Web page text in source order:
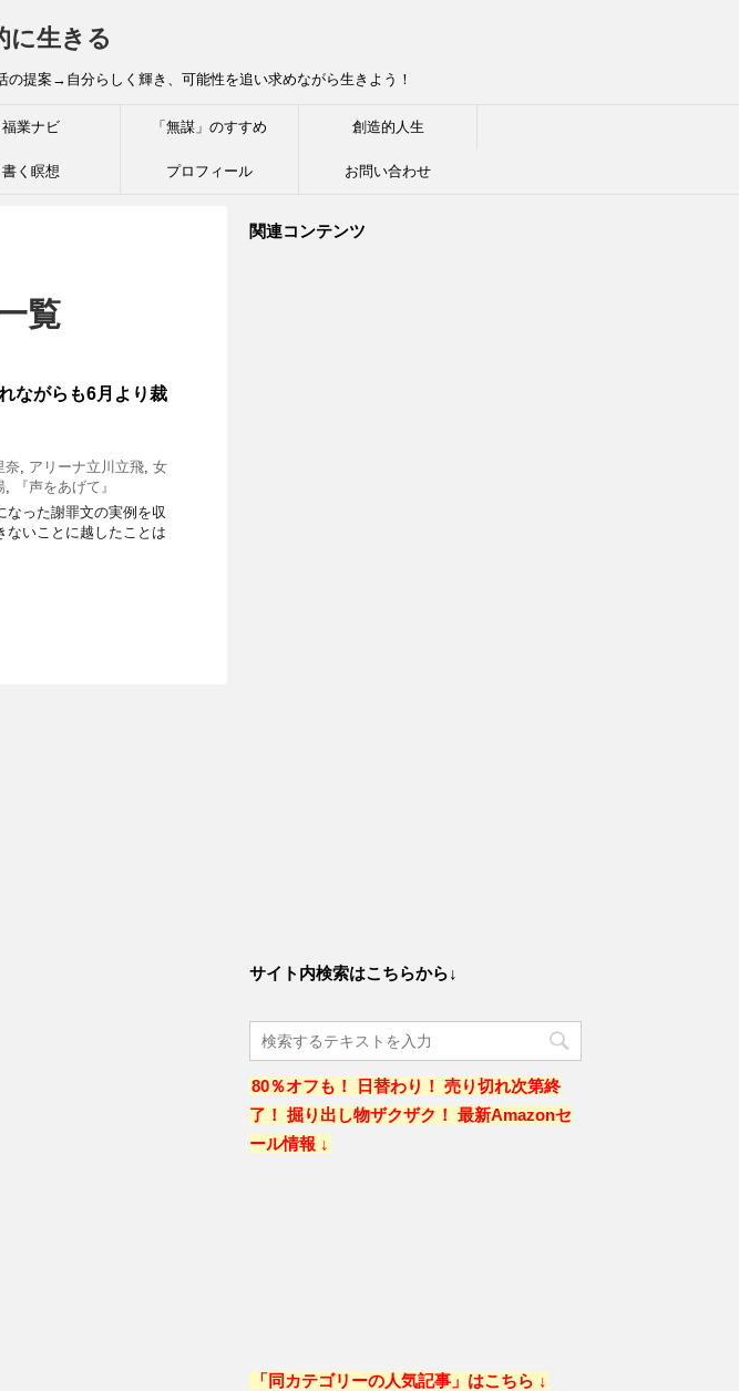
に生きる
提案→自分らしく輝き、可能性を追い求めながら生きよう！
福業ナビ 「無謀」のすすめ 創造的人生
書く瞑想 プロフィール お問い合わせ
覧
ながらも6月より裁
奈, アリーナ立川立飛, 女
,
『声をあげて』
なった謝罪文の実例を収
ないことに越したことは
関連コンテンツ
サイト内検索はこちらから↓
80％オフも！ 日替わり！ 売り切れ次第終
了！ 掘り出し物ザクザク！ 最新Amazonセ
ール情報 ↓
「同カテゴリーの人気記事」はこちら ↓